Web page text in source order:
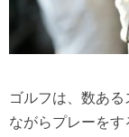
ゴルフは、 数ある
ながらプレーをす